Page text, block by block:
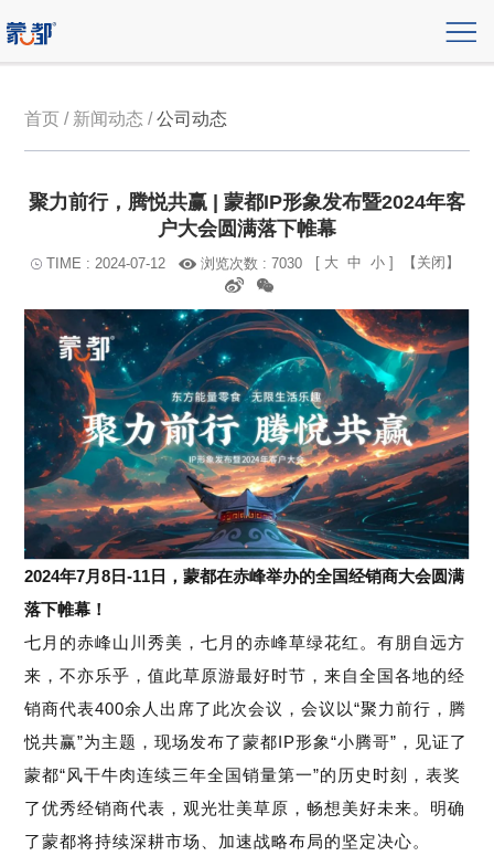
首页 / 新闻动态 /公司动态
聚力前行，腾悦共赢 | 蒙都IP形象发布暨2024年客
户大会圆满落下帷幕
TIME : 2024-07-12 浏览次数 : 7030 [ 大 中 小] 【关闭】
2024年7月8日-11日，蒙都在赤峰举办的全国经销商大会圆满
落下帷幕！
七月的赤峰山川秀美，七月的赤峰草绿花红。有朋自远方
来，不亦乐乎，值此草原游最好时节，来自全国各地的经
销商代表400余人出席了此次会议，会议以“聚力前行，腾
悦共赢”为主题，现场发布了蒙都IP形象“小腾哥”，见证了
蒙都“风干牛肉连续三年全国销量第一”的历史时刻，表奖
了优秀经销商代表，观光壮美草原，畅想美好未来。 明确
了蒙都将持续深耕市场、加速战略布局的坚定决心。